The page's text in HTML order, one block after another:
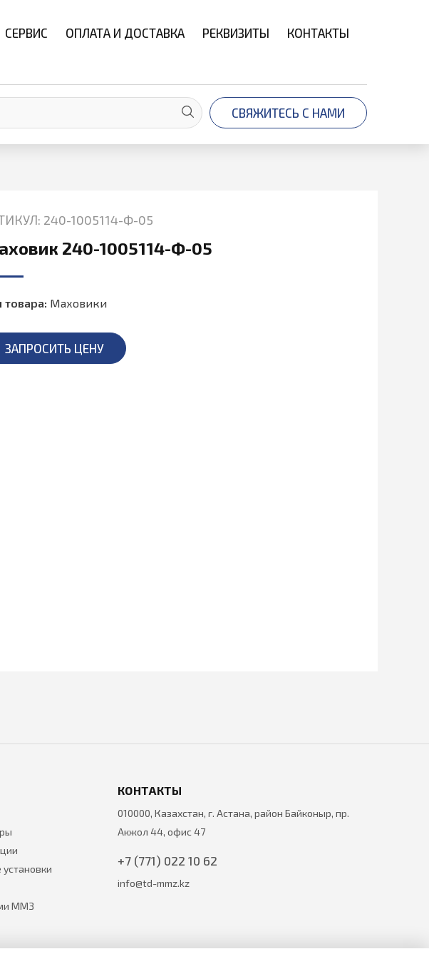
СЕРВИС ОПЛАТА И ДОСТАВКА РЕКВИЗИТЫ КОНТАКТЫ
СВЯЖИТЕСЬ С НАМИ
240-1005114-Ф-05
240-1005114-Ф-05
товара: Маховики
ЗАПРОСИТЬ ЦЕНУ
ММЗ
КОНТАКТЫ
010000, Казахстан, г. Астана, район Байконыр, пр.
Акжол 44, офис 47
+7 (771) 022 10 62
info@td-mmz.kz